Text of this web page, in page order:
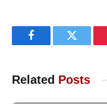
FacebookTwitter
Related Posts